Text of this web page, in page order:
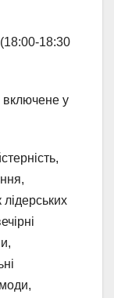
18:30
включене у
лідерських